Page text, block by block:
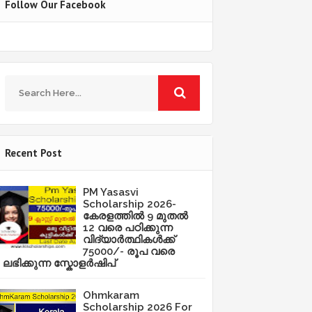
Follow Our Facebook
Recent Post
PM Yasasvi
Scholarship 2026-
കേരളത്തിൽ 9 മുതൽ
12 വരെ പഠിക്കുന്ന
വിദ്യാർത്ഥികൾക്ക്
75000/- രൂപ വരെ
ലഭിക്കുന്ന സ്കോളർഷിപ്
Ohmkaram
Scholarship 2026 For